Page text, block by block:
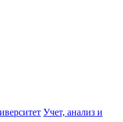
Учет, анализ и